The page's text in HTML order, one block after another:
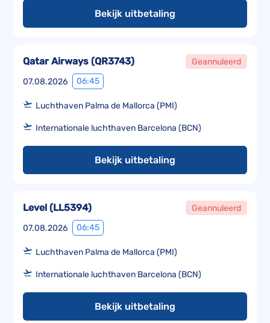
Bekijk uitbetaling
07.08.2026 06:45
Qatar Airways (QR3743) Geannuleerd
Luchthaven Palma de Mallorca (PMI)
Internationale luchthaven Barcelona (BCN)
Bekijk uitbetaling
07.08.2026 06:45
Level (LL5394) Geannuleerd
Luchthaven Palma de Mallorca (PMI)
Internationale luchthaven Barcelona (BCN)
Bekijk uitbetaling